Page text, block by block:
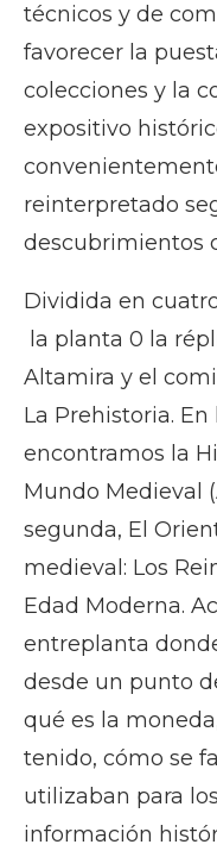
técnicos y de
favorecer la
colecciones y la
expositivo
reinterpretado
descubrimientos
Dividida en
la planta 0 la
Altamira y el
La Prehistoria.
encontramos la
Mundo Medieval
segunda, El
medieval: Los
Edad Moderna.
entreplanta
desde un punto
qué es la
tenido, cómo se
utilizaban para
información